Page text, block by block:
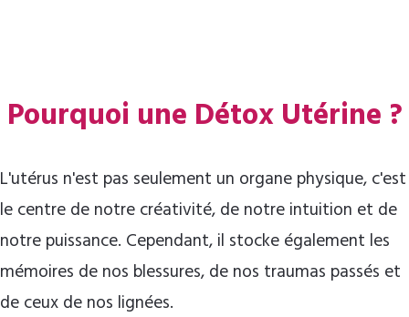
Pourquoi une Détox Utérine ?
L'utérus n'est pas seulement un organe physique, c'est
le centre de notre créativité, de notre intuition et de
notre puissance. Cependant, il stocke également les
mémoires de nos blessures, de nos traumas passés et
de ceux de nos lignées.